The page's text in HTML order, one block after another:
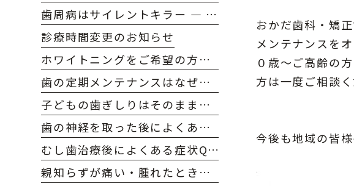
おかだ歯科・矯
メンテナンスを
０歳～ご高齢の
方は一度ご相談く
今後も地域の皆
歯周病はサイレントキラー — 自覚症状がないまま進行する怖さと、大府市での予防・治療のポイント｜大府市のおかだ歯科・矯正歯科クリニック
診療時間変更のお知らせ
ホワイトニングをご希望の方へ －流れと注意点を解説－｜大府市のおかだ歯科・矯正歯科クリニック
歯の定期メンテナンスはなぜ必要？いつまでも自分の歯で過ごすために｜大府市のおかだ歯科・矯正歯科クリニック
子どもの歯ぎしりはそのままで大丈夫？大人の歯ぎしりとの違いは？｜大府市のおかだ歯科・矯正歯科クリニック
歯の神経を取った後によくある症状と対処法｜大府市のおかだ歯科・矯正歯科クリニック
むし歯治療後によくある症状Q&A｜大府市のおかだ歯科・矯正歯科クリニック
親知らずが痛い・腫れたときの対処法｜大府市のおかだ歯科・矯正歯科クリニック